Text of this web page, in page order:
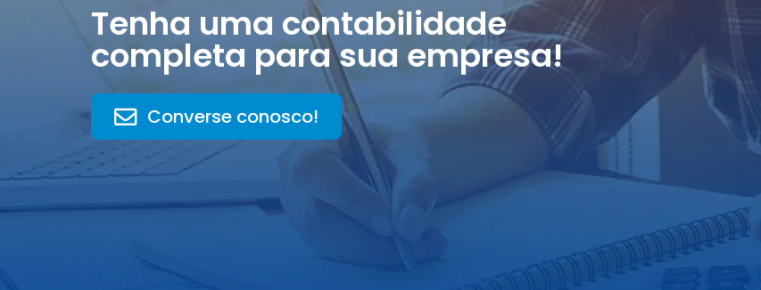
Tenha uma contabilidade
completa para sua empresa!
Converse conosco!